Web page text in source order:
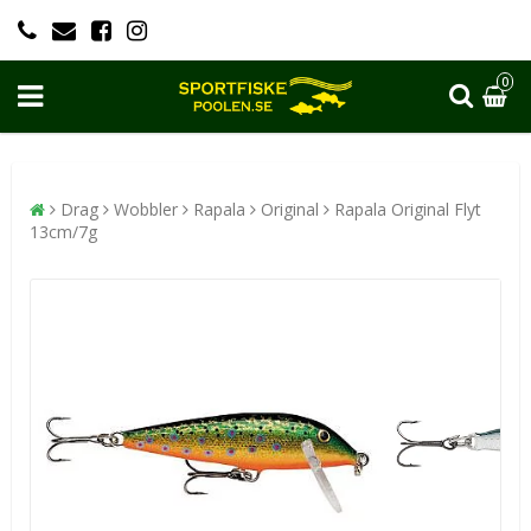
0
Drag Wobbler Rapala Original
Rapala Original Flyt
13cm/7g